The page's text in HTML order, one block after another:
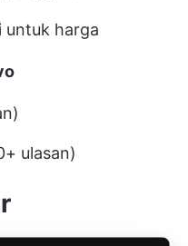
untuk harga
ulasan)